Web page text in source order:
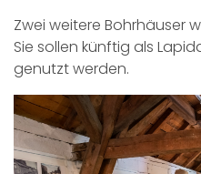
Zwei weitere Bohrhäuser
Sie sollen künftig als
genutzt werden.